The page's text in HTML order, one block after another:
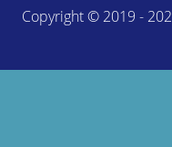
Copyright © 2019 -